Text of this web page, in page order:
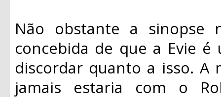
Não obstante a sinopse
concebida de que a Evie
discordar quanto a isso.
jamais estaria com o